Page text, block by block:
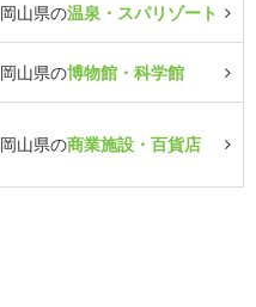
岡山県の温泉・スパリゾート
岡山県の博物館・科学館
岡山県の商業施設・百貨店